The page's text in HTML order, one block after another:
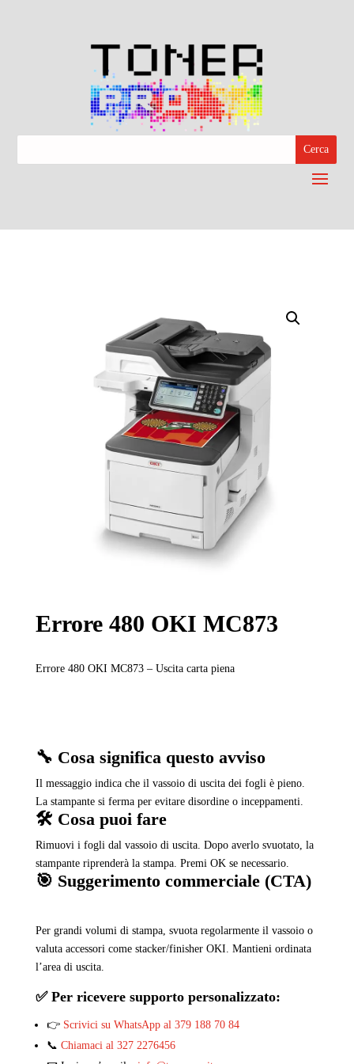
Errore 480 OKI MC873
Errore 480 OKI MC873 – Uscita carta piena
🔧 Cosa significa questo avviso
Il messaggio indica che il vassoio di uscita dei fogli è pieno.
La stampante si ferma per evitare disordine o inceppamenti.
🛠️ Cosa puoi fare
Rimuovi i fogli dal vassoio di uscita. Dopo averlo svuotato, la
stampante riprenderà la stampa. Premi OK se necessario.
🎯 Suggerimento commerciale (CTA)
Per grandi volumi di stampa, svuota regolarmente il vassoio o
valuta accessori come stacker/finisher OKI. Mantieni ordinata
l’area di uscita.
✅ Per ricevere supporto personalizzato:
👉 Scrivici su WhatsApp al 379 188 70 84
📞 Chiamaci al 327 2276456